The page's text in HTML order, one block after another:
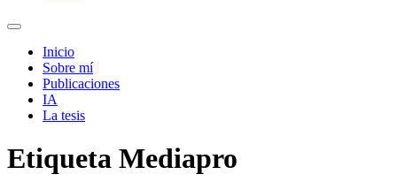
Alternar
campo
búsqueda
Inicio
Sobre mí­
Publicaciones
IA
La tesis
Etiqueta Mediapro